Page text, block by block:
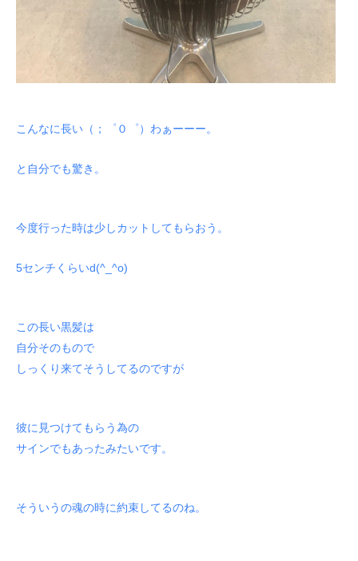
こんなに長い（；゜０゜）わぁーーー。
と自分でも驚き。
今度行った時は少しカットしてもらおう。
5センチくらいd(^_^o)
この長い黒髪は
自分そのもので
しっくり来てそうしてるのですが
彼に見つけてもらう為の
サインでもあったみたいです。
そういうの魂の時に約束してるのね。